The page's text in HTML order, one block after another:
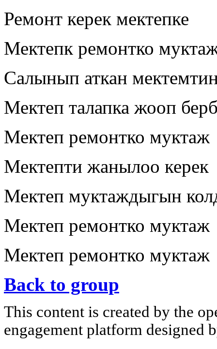
Ремонт керек мектепке
Мектепк ремонтко
Салынып аткан
Мектеп талапка жооп
Мектеп ремонтко муктаж
Мектепти жанылоо керек
Мектеп муктаждыгын
Мектеп ремонтко муктаж
Мектеп ремонтко муктаж
Back to group
This content is created by the
engagement platform designed